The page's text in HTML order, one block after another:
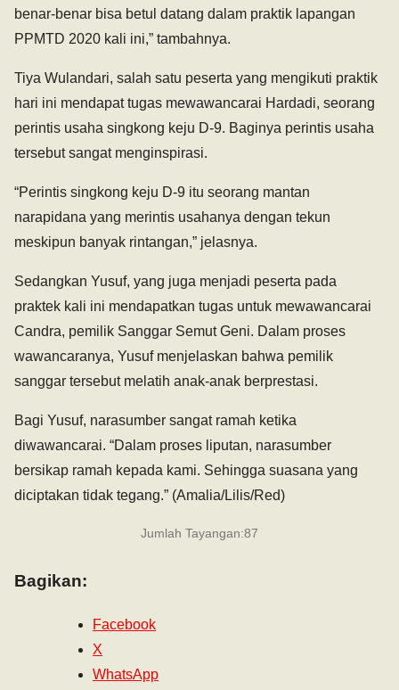
benar-benar bisa betul datang dalam praktik lapangan
PPMTD 2020 kali ini,” tambahnya.
Tiya Wulandari, salah satu peserta yang mengikuti praktik
hari ini mendapat tugas mewawancarai Hardadi, seorang
perintis usaha singkong keju D-9. Baginya perintis usaha
tersebut sangat menginspirasi.
“Perintis singkong keju D-9 itu seorang mantan
narapidana yang merintis usahanya dengan tekun
meskipun banyak rintangan,” jelasnya.
Sedangkan Yusuf, yang juga menjadi peserta pada
praktek kali ini mendapatkan tugas untuk mewawancarai
Candra, pemilik Sanggar Semut Geni. Dalam proses
wawancaranya, Yusuf menjelaskan bahwa pemilik
sanggar tersebut melatih anak-anak berprestasi.
Bagi Yusuf, narasumber sangat ramah ketika
diwawancarai. “Dalam proses liputan, narasumber
bersikap ramah kepada kami. Sehingga suasana yang
diciptakan tidak tegang.” (Amalia/Lilis/Red)
Jumlah Tayangan:87
Bagikan:
Facebook
X
WhatsApp